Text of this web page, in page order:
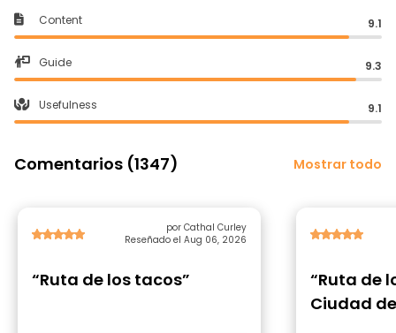
Content 9.1
Guide 9.3
Usefulness 9.1
Comentarios (1347) Mostrar todo
por Cathal Curley
Reseñado el Aug 06, 2026
“Ruta de los tacos”
“Ruta de
Ciudad